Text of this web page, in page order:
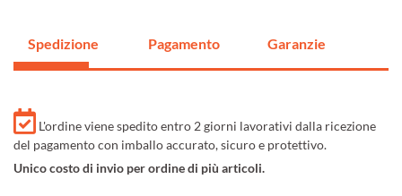
Spedizione Pagamento Garanzie
L'ordine viene spedito entro 2 giorni lavorativi dalla ricezione
del pagamento con imballo accurato, sicuro e protettivo.
Unico costo di invio per ordine di più articoli.